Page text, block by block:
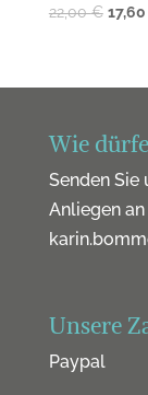
22,00€ 17,60
Wie
Senden Sie
Anliegen an
Unsere
Paypal